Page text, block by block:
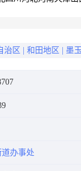
治区 和田地区 墨
办事处